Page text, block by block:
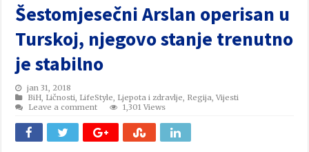
Šestomjesečni Arslan operisan u
Turskoj, njegovo stanje trenutno
je stabilno
jan 31, 2018
BiH, Ličnosti, LifeStyle, Ljepota i zdravlje, Regija,Vijesti
Leave a comment
1,301 Views